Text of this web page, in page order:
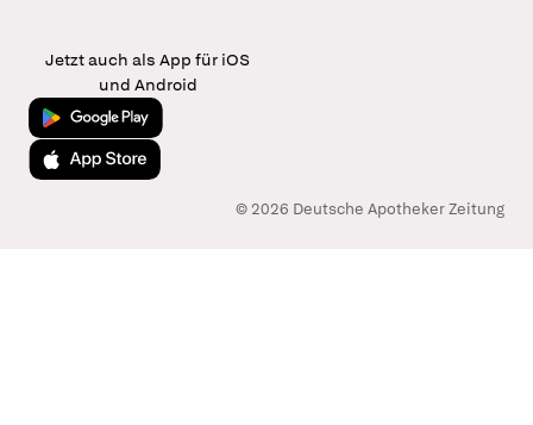
Jetzt auch als App für iOS
und Android
Jetzt bei Google Play
Laden im App Store
© 2026 Deutsche Apotheker Zeitung